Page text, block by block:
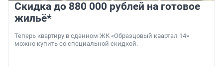
Скидка до 880 000 рублей на готовое
жильё*
Теперь квартиру в сданном ЖК «Образцовый квартал 14»
можно купить со специальной скидкой.